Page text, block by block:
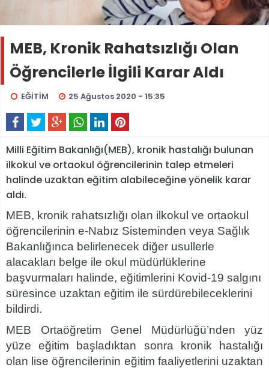
MEB, Kronik Rahatsızlığı Olan
Öğrencilerle İlgili Karar Aldı
EĞİTİM 25 Ağustos 2020 - 15:35
Milli Eğitim Bakanlığı(MEB), kronik hastalığı bulunan
ilkokul ve ortaokul öğrencilerinin talep etmeleri
halinde uzaktan eğitim alabileceğine yönelik karar
aldı.
MEB, kronik rahatsızlığı olan ilkokul ve ortaokul
öğrencilerinin e-Nabız Sisteminden veya Sağlık
Bakanlığınca belirlenecek diğer usullerle
alacakları belge ile okul müdürlüklerine
başvurmaları halinde, eğitimlerini Kovid-19 salgını
süresince uzaktan eğitim ile sürdürebileceklerini
bildirdi.
MEB Ortaöğretim Genel Müdürlüğü’nden yüz
yüze eğitim başladıktan sonra kronik hastalığı
olan lise öğrencilerinin eğitim faaliyetlerini uzaktan